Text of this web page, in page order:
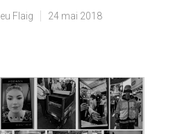
Flaig 24 mai 2018